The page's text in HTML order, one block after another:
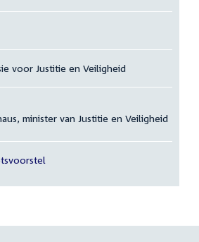
voor Justitie en Veiligheid
minister van Justitie en Veiligheid